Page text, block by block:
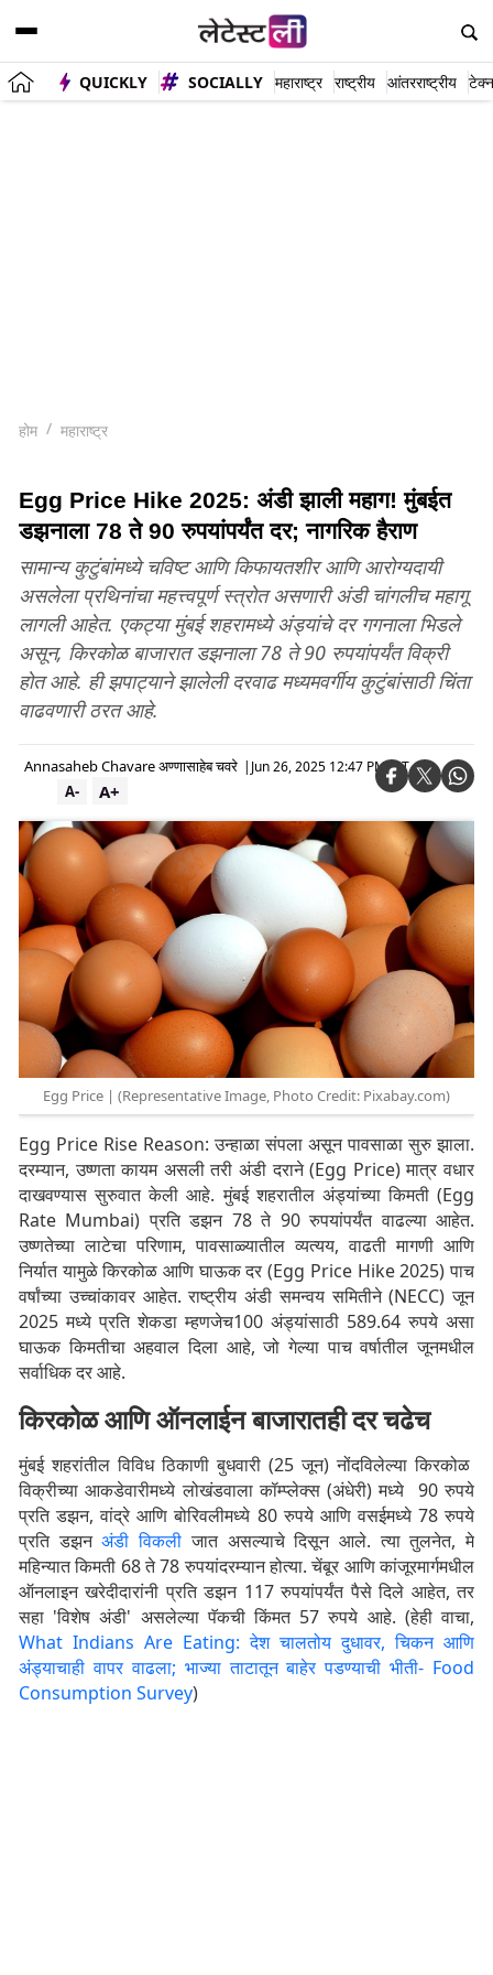
QUICKLY SOCIALLY महाराष्ट्र राष्ट्रीय आंतरराष्ट्रीय
होम महाराष्ट्र
Egg Price Hike 2025: अंडी झाली महाग! मुंबईत
डझनाला 78 ते 90 रुपयांपर्यंत दर; नागरिक हैराण
सामान्य कुटुंबांमध्ये चविष्ट आणि किफायतशीर आणि आरोग्यदायी
असलेला प्रथिनांचा महत्त्वपूर्ण स्त्रोत असणारी अंडी चांगलीच महागू
लागली आहेत. एकट्या मुंबई शहरामध्ये अंड्यांचे दर गगनाला भिडले
असून, किरकोळ बाजारात डझनाला 78 ते 90 रुपयांपर्यंत विक्री
होत आहे. ही झपाट्याने झालेली दरवाढ मध्यमवर्गीय कुटुंबांसाठी चिंता
वाढवणारी ठरत आहे.
Annasaheb Chavare अण्णासाहेब चवरे | Jun 26, 2025 12:47 PM IST
A+
A-
Egg Price | (Representative Image, Photo Credit: Pixabay.com)
Egg Price Rise Reason: उन्हाळा संपला असून पावसाळा सुरु झाला.
दरम्यान, उष्णता कायम असली तरी अंडी दराने (Egg Price) मात्र वधार
दाखवण्यास सुरुवात केली आहे. मुंबई शहरातील अंड्यांच्या किमती (Egg
Rate Mumbai) प्रति डझन 78 ते 90 रुपयांपर्यंत वाढल्या आहेत.
उष्णतेच्या लाटेचा परिणाम, पावसाळ्यातील व्यत्यय, वाढती मागणी आणि
निर्यात यामुळे किरकोळ आणि घाऊक दर (Egg Price Hike 2025) पाच
वर्षांच्या उच्चांकावर आहेत. राष्ट्रीय अंडी समन्वय समितीने (NECC) जून
2025 मध्ये प्रति शेकडा म्हणजेच100 अंड्यांसाठी 589.64 रुपये असा
घाऊक किमतीचा अहवाल दिला आहे, जो गेल्या पाच वर्षातील जूनमधील
सर्वाधिक दर आहे.
किरकोळ आणि ऑनलाईन बाजारातही दर चढेच
मुंबई शहरांतील विविध ठिकाणी बुधवारी (25 जून) नोंदविलेल्या किरकोळ
विक्रीच्या आकडेवारीमध्ये लोखंडवाला कॉम्प्लेक्स (अंधेरी) मध्ये 90 रुपये
प्रति डझन, वांद्रे आणि बोरिवलीमध्ये 80 रुपये आणि वसईमध्ये 78 रुपये
प्रति डझनअंडी विकली जात असल्याचे दिसून आले. त्या तुलनेत, मे
महिन्यात किमती 68 ते 78 रुपयांदरम्यान होत्या. चेंबूर आणि कांजूरमार्गमधील
ऑनलाइन खरेदीदारांनी प्रति डझन 117 रुपयांपर्यंत पैसे दिले आहेत, तर
सहा 'विशेष अंडी' असलेल्या पॅकची किंमत 57 रुपये आहे. (हेही वाचा,
What Indians Are Eating: देश चालतोय दुधावर, चिकन आणि
अंड्याचाही वापर वाढला; भाज्या ताटातून बाहेर पडण्याची भीती- Food
Consumption Survey)